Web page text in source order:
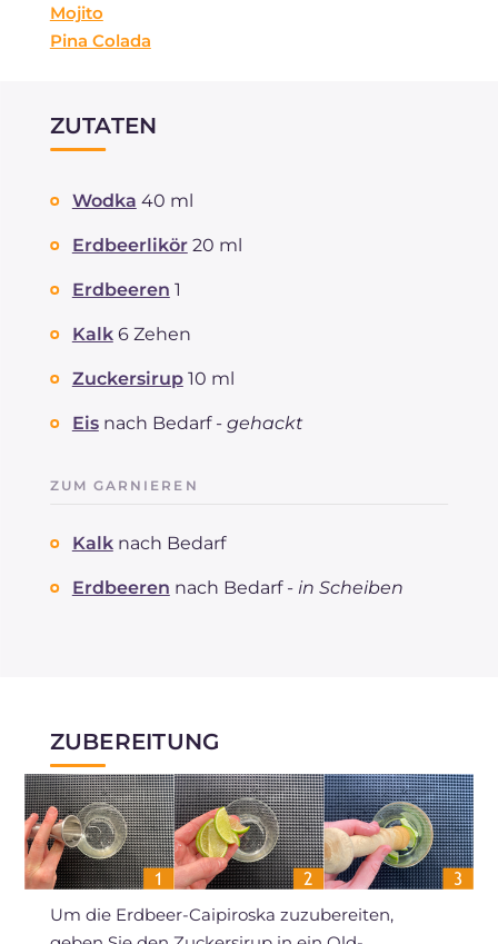
Mojito
Pina Colada
ZUTATEN
Wodka 40 ml
Erdbeerlikör 20 ml
Erdbeeren 1
Kalk 6 Zehen
Zuckersirup 10 ml
Eis nach Bedarf - gehackt
ZUM GARNIEREN
Kalk nach Bedarf
Erdbeeren nach Bedarf - in Scheiben
ZUBEREITUNG
Um die Erdbeer-Caipiroska zuzubereiten,